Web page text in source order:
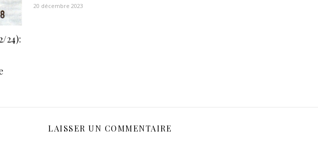
24):
20 décembre 2023
LAISSER UN COMMENTAIRE